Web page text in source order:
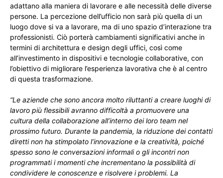
adattano alla maniera di lavorare e alle necessità delle diverse
persone. La percezione dell’ufficio non sarà più quella di un
luogo dove si va a lavorare, ma di uno spazio d’interazione tra
professionisti. Ciò porterà cambiamenti significativi anche in
termini di architettura e design degli uffici, così come
all’investimento in dispositivi e tecnologie collaborative, con
l’obiettivo di migliorare l’esperienza lavorativa che è al centro
di questa trasformazione.
“Le aziende che sono ancora molto riluttanti a creare luoghi di
lavoro più flessibili avranno difficoltà a promuovere una
cultura della collaborazione all’interno dei loro team nel
prossimo futuro. Durante la pandemia, la riduzione dei contatti
diretti non ha stimpolato l’innovazione e la creatività, poiché
spesso sono le conversazioni informali o gli incontri non
programmati i momenti che incrementano la possibilità di
condividere le conoscenze e risolvere i problemi. La